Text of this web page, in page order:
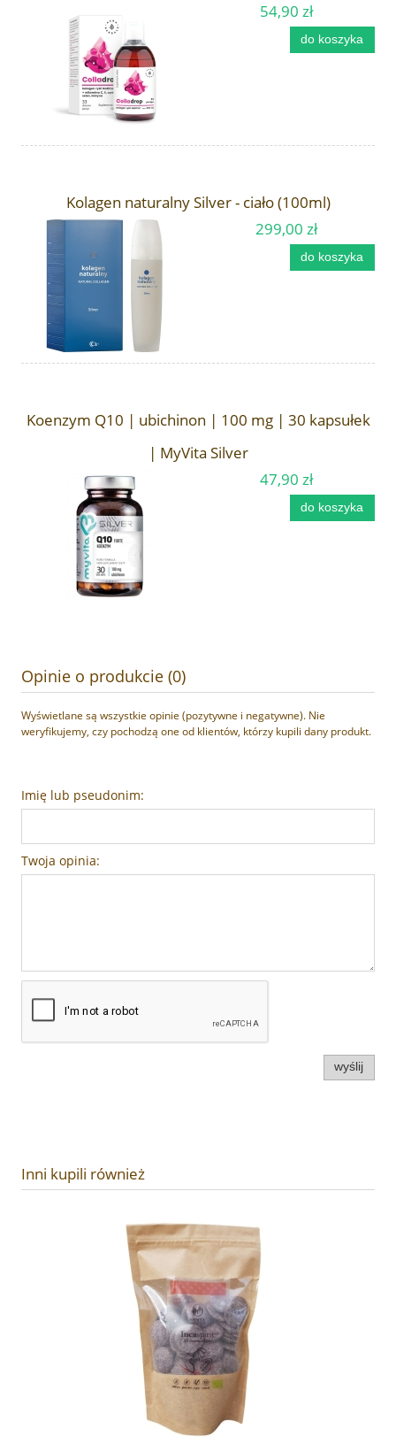
54,90 zł
do koszyka
Kolagen naturalny Silver - ciało (100ml)
299,00 zł
do koszyka
Koenzym Q10 | ubichinon | 100 mg | 30 kapsułek
| MyVita Silver
47,90 zł
do koszyka
Opinie o produkcie (0)
Wyświetlane są wszystkie opinie (pozytywne i negatywne). Nie
weryfikujemy, czy pochodzą one od klientów, którzy kupili dany produkt.
Imię lub pseudonim:
Twoja opinia:
wyślij
Inni kupili również